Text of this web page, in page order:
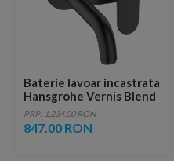
Baterie lavoar incastrata
Hansgrohe Vernis Blend
20.7 cm negru mat
PRP: 1,234.00 RON
847.00 RON